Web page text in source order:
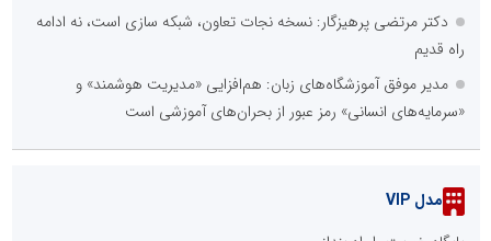
دکتر مرتضی پرهیزگار: نسخه نجات تعاون، شبکه سازی است، نه ادامه
راه قدیم
مدیر موفق آموزشگاه‌های زبان: هم‌افزایی «مدیریت هوشمند» و
«سرمایه‌های انسانی» رمز عبور از بحران‌های آموزشی است
مدل VIP